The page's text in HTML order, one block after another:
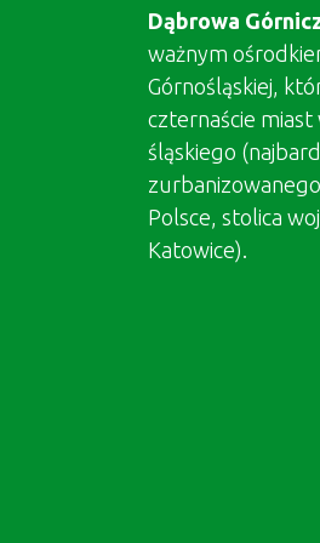
Dąbrowa
ważnym
Górnośląskiej,
czternaście
śląskiego
Polsce, stolica
Katowice).